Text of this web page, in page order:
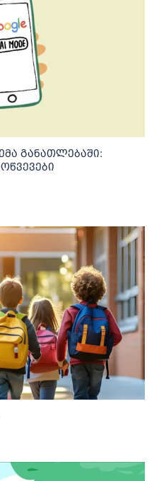
განათლებაში: